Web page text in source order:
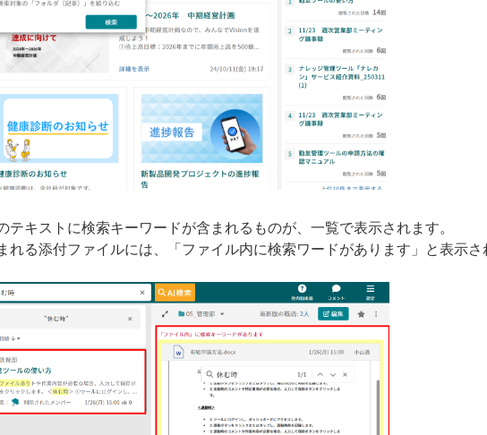
キストに検索キーワードが含まれるものが、一覧で表示されます。
る添付ファイルには、「ファイル内に検索ワードがあります」と表示さ